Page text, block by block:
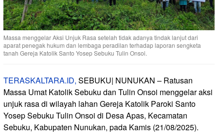
Massa menggelar Aksi Unjuk Rasa setelah tidak adanya tindak lanjut dari
aparat penegak hukum dan lembaga peradilan terhadap laporan sengketa
tanah Gereja Katolik Santo Yosep Sebuku Tulin Onsoi.
TERASKALTARA.ID, SEBUKU| NUNUKAN – Ratusan
Massa Umat Katolik Sebuku dan Tulin Onsoi menggelar aksi
unjuk rasa di wilayah lahan Gereja Katolik Paroki Santo
Yosep Sebuku Tulin Onsoi di Desa Apas, Kecamatan
Sebuku, Kabupaten Nunukan, pada Kamis (21/08/2025).